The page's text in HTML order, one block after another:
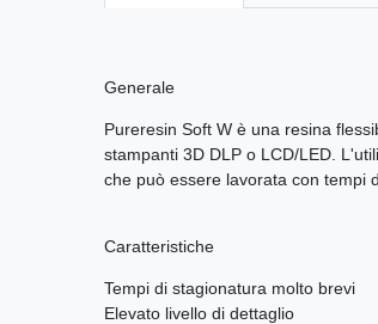
Generale
Pureresin Soft W è una resina
stampanti 3D DLP o LCD/LED.
che può essere lavorata con tempi
Caratteristiche
Tempi di stagionatura molto brevi
Elevato livello di dettaglio